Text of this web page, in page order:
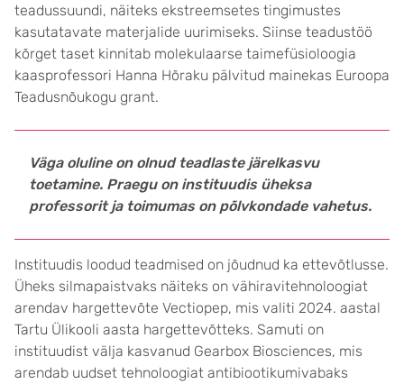
teadussuundi, näiteks ekstreemsetes tingimustes
kasutatavate materjalide uurimiseks. Siinse teadustöö
kõrget taset kinnitab molekulaarse taimefüsioloogia
kaasprofessori Hanna Hõraku pälvitud mainekas Euroopa
Teadusnõu­kogu grant.
Väga oluline on olnud teadlaste järelkasvu
toetamine. Praegu on instituudis üheksa
professorit ja toimumas on põlv­kondade vahetus.
Instituudis loodud teadmised on jõudnud ka ettevõtlusse.
Üheks silma­paistvaks näiteks on vähiravi­tehnoloogiat
arendav hargette­võte Vectiopep, mis valiti 2024. aastal
Tartu Ülikooli aasta hargette­võtteks. Samuti on
instituudist välja kasvanud Gearbox Biosciences, mis
arendab uudset tehnoloogiat antibiootikumi­vabaks